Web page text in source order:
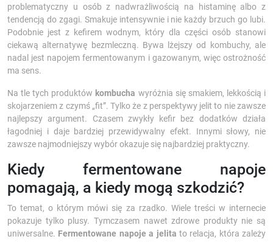
problematyczny u osób z nadwrażliwością na histaminę albo z
tendencją do zgagi. Smakuje intensywnie i nie każdy brzuch go lubi.
Podobnie jest z kefirem wodnym, który dla części osób stanowi
ciekawą alternatywę bezmleczną. Bywa lżejszy od kombuchy, ale
nadal jest napojem fermentowanym i gazowanym, więc ostrożność
ma sens.
Na tle tych produktów kombucha wyróżnia się smakiem, lekkością i
skojarzeniem z czymś „fit”. Tylko że z perspektywy jelit to nie zawsze
najlepszy argument. Czasem zwykły kefir bez dodatków działa
łagodniej i daje bardziej przewidywalny efekt. Innymi słowy, nie
zawsze najmodniejszy wybór okazuje się najbardziej praktyczny.
Kiedy fermentowane napoje
pomagają, a kiedy mogą szkodzić?
To temat, o którym mówi się za rzadko. Wiele treści w internecie
pokazuje tylko plusy. Tymczasem nawet zdrowe produkty nie są
uniwersalne. Fermentowane napoje a jelita to relacja, która zależy